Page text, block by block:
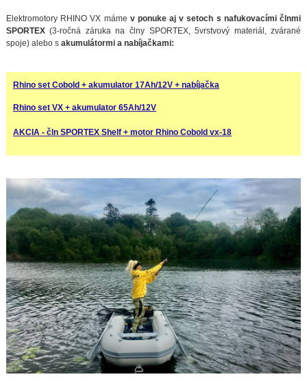
Elektromotory RHINO VX máme v ponuke aj v setoch s nafukovacími člnmi
SPORTEX(3-ročná záruka na člny SPORTEX, 5vrstvový materiál, zvárané
spoje) alebo s akumulátormi a nabíjačkami:
Rhino set Cobold + akumulator 17Ah/12V + nabíjačka
Rhino set VX + akumulator 65Ah/12V
AKCIA - čln SPORTEX Shelf + motor Rhino Cobold vx-18